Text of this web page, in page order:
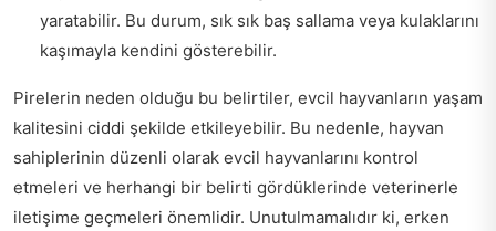
yaratabilir. Bu durum, sık sık baş sallama veya kulaklarını
kaşımayla kendini gösterebilir.
Pirelerin neden olduğu bu belirtiler, evcil hayvanların yaşam
kalitesini ciddi şekilde etkileyebilir. Bu nedenle, hayvan
sahiplerinin düzenli olarak evcil hayvanlarını kontrol
etmeleri ve herhangi bir belirti gördüklerinde veterinerle
iletişime geçmeleri önemlidir. Unutulmamalıdır ki, erken